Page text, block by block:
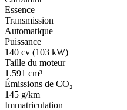
Essence
Transmission
Automatique
Puissance
140 cv (103 kW)
Taille du moteur
1.591 cm³
Émissions de CO₂
145 g/km
Immatriculation